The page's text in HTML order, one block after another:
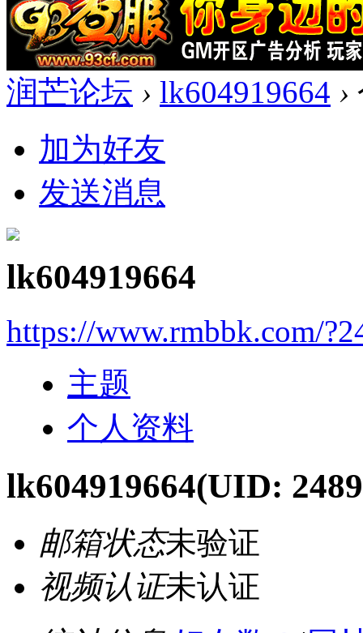
润芒论坛 › lk604919664 ›
加为好友
发送消息
lk604919664
https://www.rmbbk.com/
主题
个人资料
lk604919664(UID:
邮箱状态未验证
视频认证未认证